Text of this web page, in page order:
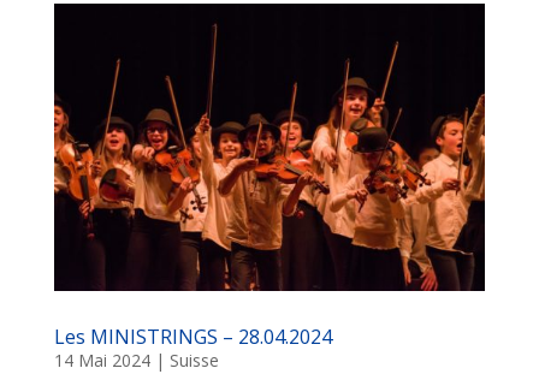
Les MINISTRINGS – 28.04.2024
14 Mai 2024| Suisse